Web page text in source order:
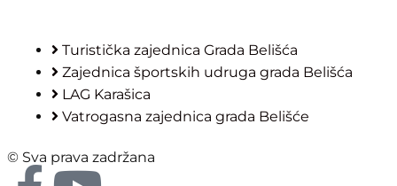
Turistička zajednica Grada Belišća
Zajednica športskih udruga grada Belišća
LAG Karašica
Vatrogasna zajednica grada Belišće
© Sva prava zadržana